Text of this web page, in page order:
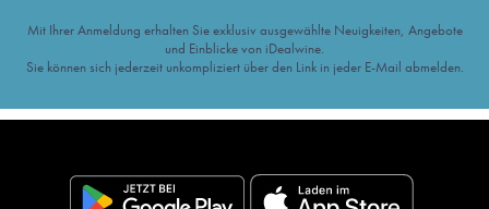
Mit Ihrer Anmeldung erhalten Sie exklusiv ausgewählte Neuigkeiten, Angebote
und Einblicke von iDealwine.
Sie können sich jederzeit unkompliziert über den Link in jeder E-Mail abmelden.